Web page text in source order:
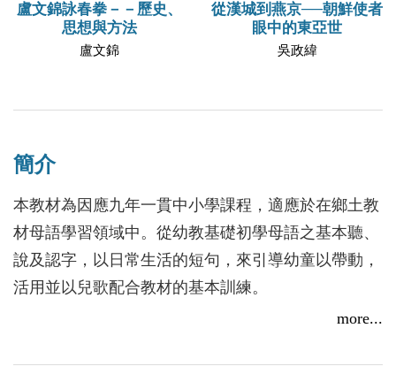
盧文錦詠春拳－－歷史、
思想與方法
盧文錦
從漢城到燕京──朝鮮使者
眼中的東亞世
吳政緯
簡介
本教材為因應九年一貫中小學課程，適應於在鄉土教
材母語學習領域中。從幼教基礎初學母語之基本聽、
說及認字，以日常生活的短句，來引導幼童以帶動，
活用並以兒歌配合教材的基本訓練。
more...